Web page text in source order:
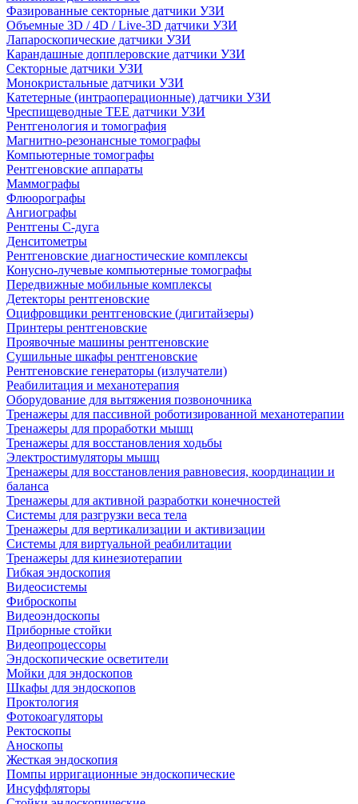
Фазированные секторные датчики УЗИ
Объемные 3D / 4D / Live-3D датчики УЗИ
Лапароскопические датчики УЗИ
Карандашные допплеровские датчики УЗИ
Секторные датчики УЗИ
Монокристальные датчики УЗИ
Катетерные (интраоперационные) датчики УЗИ
Чреспищеводные TEE датчики УЗИ
Рентгенология и томография
Магнитно-резонансные томографы
Компьютерные томографы
Рентгеновские аппараты
Маммографы
Флюорографы
Ангиографы
Рентгены С-дуга
Денситометры
Рентгеновские диагностические комплексы
Конусно-лучевые компьютерные томографы
Передвижные мобильные комплексы
Детекторы рентгеновские
Оцифровщики рентгеновские (дигитайзеры)
Принтеры рентгеновские
Проявочные машины рентгеновские
Сушильные шкафы рентгеновские
Рентгеновские генераторы (излучатели)
Реабилитация и механотерапия
Оборудование для вытяжения позвоночника
Тренажеры для пассивной роботизированной механотерапии
Тренажеры для проработки мышц
Тренажеры для восстановления ходьбы
Электростимуляторы мышц
Тренажеры для восстановления равновесия, координации и
баланса
Тренажеры для активной разработки конечностей
Системы для разгрузки веса тела
Тренажеры для вертикализации и активизации
Системы для виртуальной реабилитации
Тренажеры для кинезиотерапии
Гибкая эндоскопия
Видеосистемы
Фиброскопы
Видеоэндоскопы
Приборные стойки
Видеопроцессоры
Эндоскопические осветители
Мойки для эндоскопов
Шкафы для эндоскопов
Проктология
Фотокоагуляторы
Ректоскопы
Аноскопы
Жесткая эндоскопия
Помпы ирригационные эндоскопические
Инсуффляторы